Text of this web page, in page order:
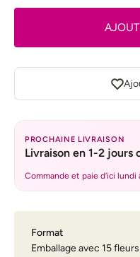
PROCHAINE LIVRAISON
Livraison en 1-2 jours
Commande et paie d’ici
Format
Emballage avec 15